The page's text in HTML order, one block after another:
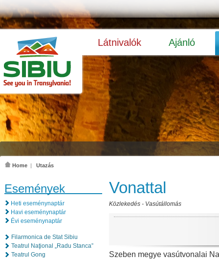
Látnivalók Ajánló
Home | Utazás
Események
Heti eseménynaptár
Havi eseménynaptár
Évi eseménynaptár
Filarmonica de Stat Sibiu
Teatrul Naţional „Radu Stanca”
Teatrul Gong
Vonattal
Közlekedés - Vasútállomás
Szeben megye vasútvonalai